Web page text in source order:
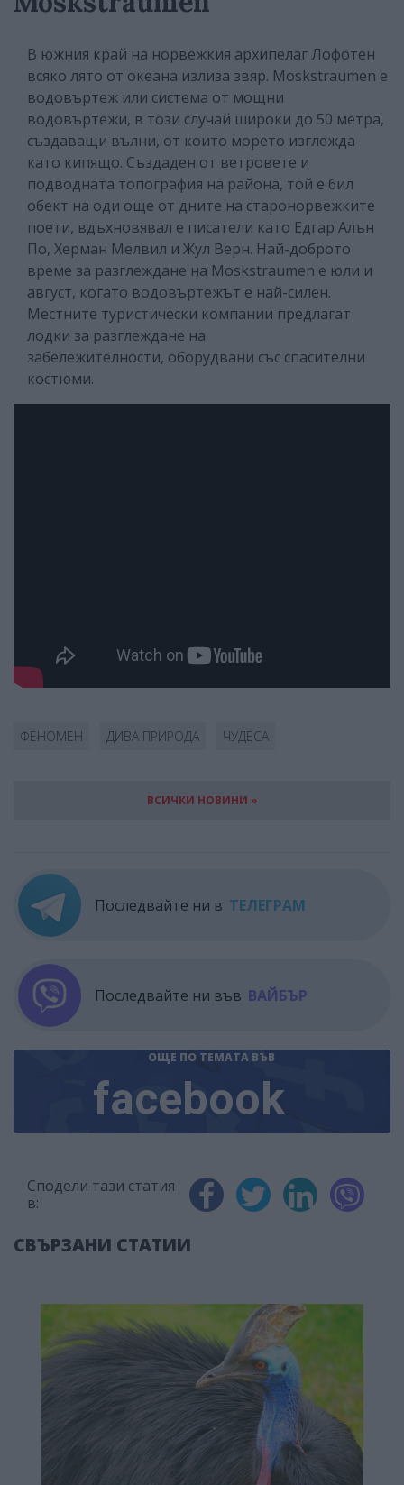
В южния край на норвежкия архипелаг Лофотен
всяко лято от океана излиза звяр. Moskstraumen е
водовъртеж или система от мощни
водовъртежи, в този случай широки до 50 метра,
създаващи вълни, от които морето изглежда
като кипящо. Създаден от ветровете и
подводната топография на района, той е бил
обект на оди още от дните на старонорвежките
поети, вдъхновявал е писатели като Едгар Алън
По, Херман Мелвил и Жул Верн. Най-доброто
време за разглеждане на Moskstraumen е юли и
август, когато водовъртежът е най-силен.
Местните туристически компании предлагат
лодки за разглеждане на
забележителности, оборудвани със спасителни
костюми.
ФЕНОМЕН ДИВА ПРИРОДА ЧУДЕСА
ВСИЧКИ НОВИНИ »
Последвайте ни в ТЕЛЕГРАМ
Последвайте ни във ВАЙБЪР
ОЩЕ ПО ТЕМАТА ВЪВ
facebook
Сподели тази статия
в:
СВЪРЗАНИ СТАТИИ